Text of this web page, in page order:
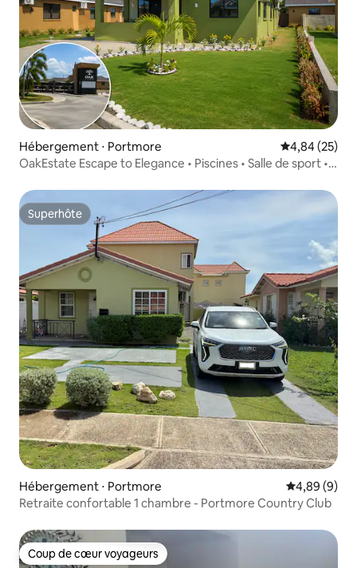
Hébergement ⋅ Portmore Évaluation
4,84 (25)
OakEstate Escape to Elegance • Piscines • Salle de sport •
Superhôte
Superhôte
Hébergement ⋅ Portmore Évaluation
4,89 (9)
Retraite confortable 1 chambre - Portmore Country Club
Coup de cœur voyageurs
Coup de cœur voyageurs